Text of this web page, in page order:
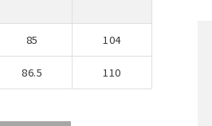
85 104
86.5 110